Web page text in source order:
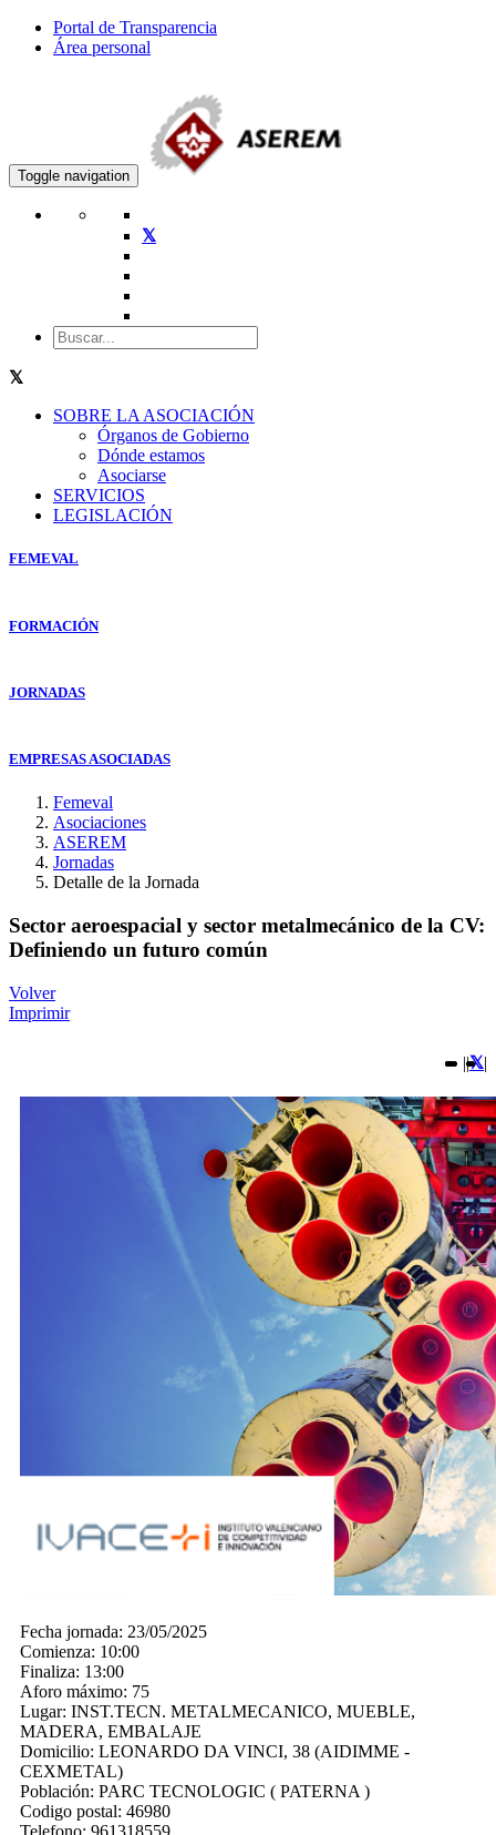
Portal de Transparencia
Área personal
Toggle navigation
SOBRE LA ASOCIACIÓN
Órganos de Gobierno
Dónde estamos
Asociarse
SERVICIOS
LEGISLACIÓN
FEMEVAL
FORMACIÓN
JORNADAS
EMPRESAS ASOCIADAS
Femeval
Asociaciones
ASEREM
Jornadas
Detalle de la Jornada
Sector aeroespacial y sector metalmecánico de la CV:
Definiendo un futuro común
Volver
Imprimir
|| |
Fecha jornada: 23/05/2025
Comienza: 10:00
Finaliza: 13:00
Aforo máximo: 75
Lugar: INST.TECN. METALMECANICO, MUEBLE,
MADERA, EMBALAJE
Domicilio: LEONARDO DA VINCI, 38 (AIDIMME -
CEXMETAL)
Población: PARC TECNOLOGIC ( PATERNA )
Codigo postal: 46980
Telefono: 961318559